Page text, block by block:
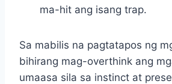
ma-hit ang isang trap.
Sa mabilis na pagtatapos ng
bihirang mag-overthink ang
umaasa sila sa instinct at